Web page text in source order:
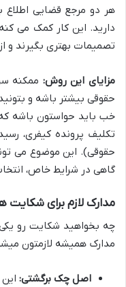
هر دو مرجع قضایی
دارید. این کار کمک می
تصمیمات بهتری بگیرند و
مزایای این روش: ممکنه
حقوقی بیشتر باشه و
خب باید حواستون باشه
تکلیف پرونده کیفری،
حقوقی). این موضوع می
گاهی در شرایط خاص،
مدارک لازم برای
چه بخواهید شکایت رو
مدارک همیشه لازمتون
اصل چک برگشتی: